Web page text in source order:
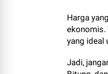
Harga
ekonomis.
yang ideal
Jadi,